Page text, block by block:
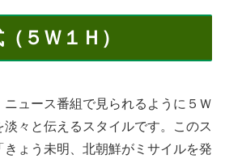
５Ｗ１Ｈ）
ュース番組で見られるように５Ｗ
淡々と伝えるスタイルです。このス
きょう未明、北朝鮮がミサイルを発